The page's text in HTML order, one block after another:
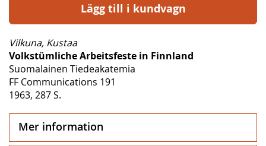
Lägg till i kundvagn
Vilkuna, Kustaa
Volkstümliche Arbeitsfeste in Finnland
Suomalainen Tiedeakatemia
FF Communications 191
1963, 287 S.
Mer information